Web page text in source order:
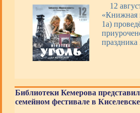
12
«Книжная
1а)
праздника
Библиотеки Кемерова
семейном фестивале в Киселевске